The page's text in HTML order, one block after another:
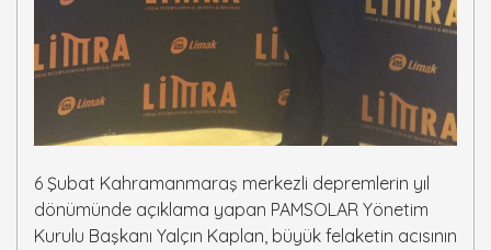
6 Şubat Kahramanmaraş merkezli depremlerin yıl
dönümünde açıklama yapan PAMSOLAR Yönetim
Kurulu Başkanı Yalçın Kaplan, büyük felaketin acısının